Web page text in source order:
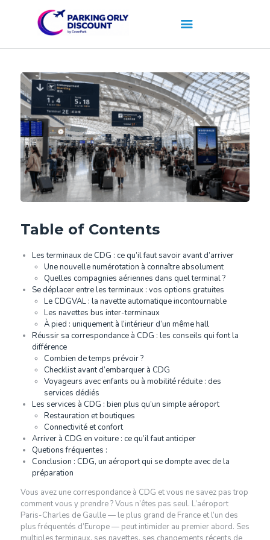
Table of Contents
Les terminaux de CDG : ce qu’il faut savoir avant d’arriver
Une nouvelle numérotation à connaître absolument
Quelles compagnies aériennes dans quel terminal ?
Se déplacer entre les terminaux : vos options gratuites
Le CDGVAL : la navette automatique incontournable
Les navettes bus inter-terminaux
À pied : uniquement à l’intérieur d’un même hall
Réussir sa correspondance à CDG : les conseils qui font la
différence
Combien de temps prévoir ?
Checklist avant d’embarquer à CDG
Voyageurs avec enfants ou à mobilité réduite : des
services dédiés
Les services à CDG : bien plus qu’un simple aéroport
Restauration et boutiques
Connectivité et confort
Arriver à CDG en voiture : ce qu’il faut anticiper
Quetions fréquentes :
Conclusion : CDG, un aéroport qui se dompte avec de la
préparation
Vous avez une correspondance à CDG et vous ne savez pas trop
comment vous y prendre ? Vous n’êtes pas seul. L’aéroport
Paris-Charles de Gaulle — le plus grand de France et l’un des
plus fréquentés d’Europe — peut intimider au premier abord. Ses